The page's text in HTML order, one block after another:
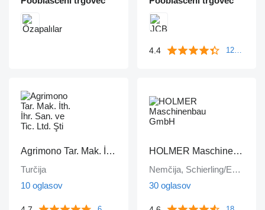
4.4 125 mnenj
Agrimono Tar. Mak. İth. İhr. San. ve Tic. Ltd. Şti
Turčija
10 oglasov
HOLMER Maschinenbau GmbH
Nemčija, Schierling/Eggmühl
30 oglasov